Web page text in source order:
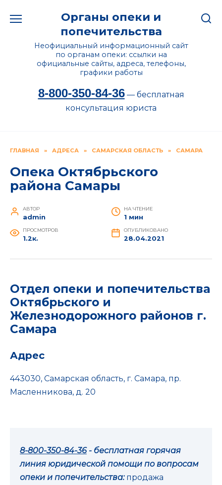
Органы опеки и
попечительства
Неофициальный информационный сайт
по органам опеки: ссылки на
официальные сайты, адреса, телефоны,
графики работы
8-800-350-84-36— бесплатная
консультация юриста
ГЛАВНАЯ » АДРЕСА » САМАРСКАЯ ОБЛАСТЬ » САМАРА
Опека Октябрьского
района Самары
АВТОР
admin
НА ЧТЕНИЕ
1 мин
ПРОСМОТРОВ
1.2к.
ОПУБЛИКОВАНО
28.04.2021
Отдел опеки и попечительства
Октябрьского и
Железнодорожного районов г.
Самара
Адрес
443030, Самарская область, г. Самара, пр.
Масленникова, д. 20
8-800-350-84-36- бесплатная горячая
линия юридической помощи по вопросам
опеки и попечительства: продажа